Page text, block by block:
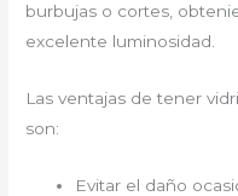
burbujas o cortes,
excelente luminosidad.
Las ventajas de tener
son:
Evitar el daño